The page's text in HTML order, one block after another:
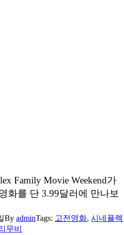
Family Movie Weekend가
화를 단 3.99달러에 만나보
ByadminTags: 고전영화,시네플렉
무비